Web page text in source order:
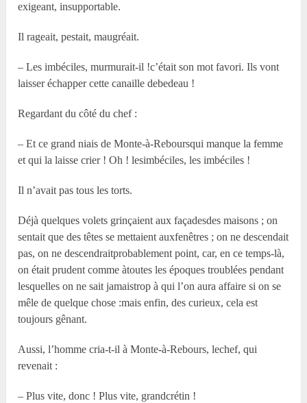
exigeant, insupportable.
Il rageait, pestait, maugréait.
– Les imbéciles, murmurait-il !c’était son mot favori. Ils vont
laisser échapper cette canaille debedeau !
Regardant du côté du chef :
– Et ce grand niais de Monte-à-Reboursqui manque la femme
et qui la laisse crier ! Oh ! lesimbéciles, les imbéciles !
Il n’avait pas tous les torts.
Déjà quelques volets grinçaient aux façadesdes maisons ; on
sentait que des têtes se mettaient auxfenêtres ; on ne descendait
pas, on ne descendraitprobablement point, car, en ce temps-là,
on était prudent comme àtoutes les époques troublées pendant
lesquelles on ne sait jamaistrop à qui l’on aura affaire si on se
mêle de quelque chose :mais enfin, des curieux, cela est
toujours gênant.
Aussi, l’homme cria-t-il à Monte-à-Rebours, lechef, qui
revenait :
– Plus vite, donc ! Plus vite, grandcrétin !